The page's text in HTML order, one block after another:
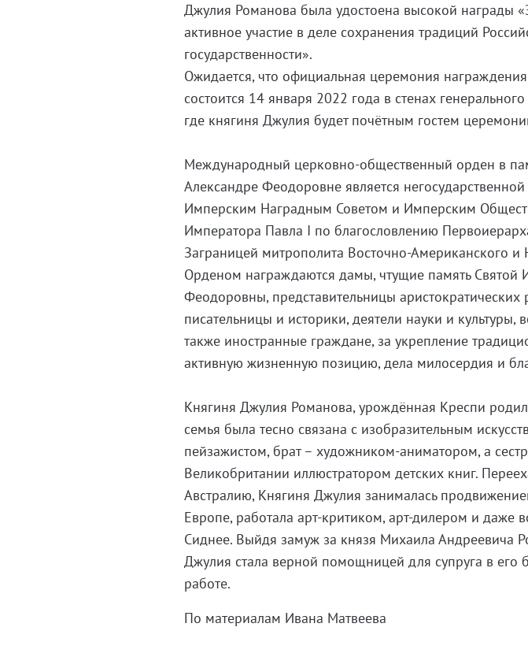
Джулия Романова была удостоена высокой награды
активное участие в деле сохранения традиций
государственности».
Ожидается, что официальная церемония
состоится 14 января 2022 года в стенах
где княгиня Джулия будет почётным гостем
Международный церковно-общественный орден в
Александре Феодоровне является
Имперским Наградным Советом и Имперским
Императора Павла I по благословлению
Заграницей митрополита Восточно-Американского
Орденом награждаются дамы, чтущие память Святой
Феодоровны, представительницы
писательницы и историки, деятели науки и
также иностранные граждане, за укрепление
активную жизненную позицию, дела милосердия и
Княгиня Джулия Романова, урождённая Креспи
семья была тесно связана с изобразительным
пейзажистом, брат – художником-аниматором, а
Великобритании иллюстратором детских книг.
Австралию, Княгиня Джулия занималась
Европе, работала арт-критиком, арт-дилером и даже
Сиднее. Выйдя замуж за князя Михаила Андреевича
Джулия стала верной помощницей для супруга в его
работе.
По материалам Ивана Матвеева